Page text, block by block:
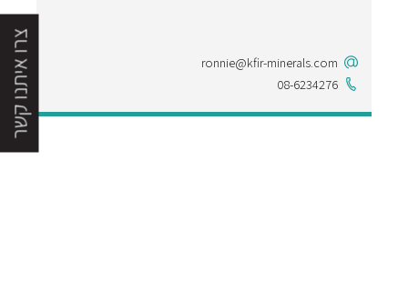
צרו איתנו קשר
ronnie@kfir-minerals.com
08-6234276